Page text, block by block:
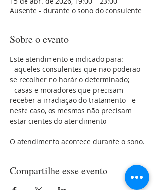
Ausente - durante o sono do consulente
Sobre o evento
Este atendimento e indicado para:
- aqueles consulentes que não poderão
se recolher no horário determinado;
- casas e moradores que precisam
receber a irradiação do tratamento - e
neste caso, os mesmos não precisam
estar cientes do atendimento
O atendimento acontece durante o sono.
Compartilhe esse evento